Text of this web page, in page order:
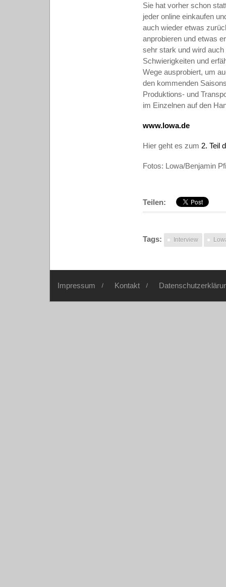
Sie hat vorher schon
jeder online einkaufen
auch wieder etwas
anprobieren und etwas
sehr stark und wird
Schwierigkeiten und
Wege ausprobiert, um
den kommenden
Produktions- und
im Einzelnen auf den
www.lowa.de
Hier geht es zum 2. Teil
Fotos: Lowa/Benjamin
Teilen:
Tags: Interview
Impressum Kontakt